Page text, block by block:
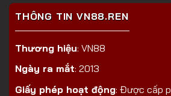
THÔNG TIN VN88.REN
Thương hiệu: VN88
Ngày ra mắt: 2013
Giấy phép hoạt động: Được cấp